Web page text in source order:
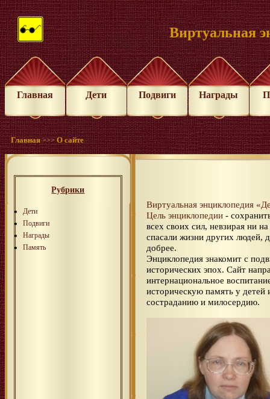
Виртуальная
Главная Дети Подвиги Награды
Главная >>>О сайте
Рубрики
Дети
Подвиги
Награды
Память
Виртуальная энциклопедия
Цель энциклопедии -
всех своих сил, невзирая ни
спасали жизни других людей,
добрее.
Энциклопедия знакомит с
исторических эпох. Сайт
интернациональное
историческую память у
состраданию и милосердию.